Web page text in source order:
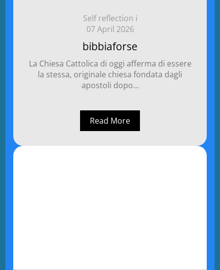
Self reflection i
07 April 2026
bibbiaforse
La Chiesa Cattolica di oggi afferma di essere
la stessa, originale chiesa fondata dagli
apostoli dopo...
Read More